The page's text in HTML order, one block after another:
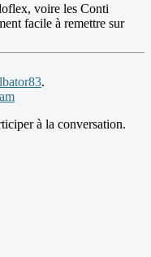
voire les Conti
facile à remettre sur
.
à la conversation.